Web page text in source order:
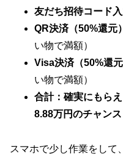
友だち招待コード
QR決済（50%還元）
い物で満額）
Visa決済（50%還元
い物で満額）
合計：確実にもら
8.88万円のチャンス
スマホで少し作業をして